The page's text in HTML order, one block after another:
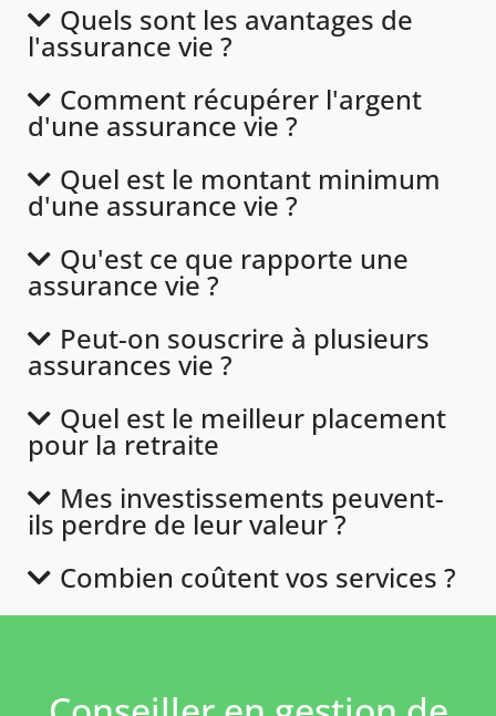
Quels sont les avantages de
l'assurance vie ?
Comment récupérer l'argent
d'une assurance vie ?
Quel est le montant minimum
d'une assurance vie ?
Qu'est ce que rapporte une
assurance vie ?
Peut-on souscrire à plusieurs
assurances vie ?
Quel est le meilleur placement
pour la retraite
Mes investissements peuvent-
ils perdre de leur valeur ?
Combien coûtent vos services ?